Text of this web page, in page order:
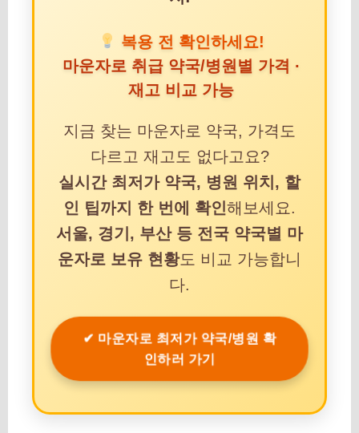
복용 전 확인하세요!
마운자로 취급 약국/병원별 가격 ·
재고 비교 가능
지금 찾는 마운자로 약국, 가격도
다르고 재고도 없다고요?
실시간 최저가 약국, 병원 위치, 할
인 팁까지 한 번에 확인해보세요.
서울, 경기, 부산 등 전국 약국별 마
운자로 보유 현황도 비교 가능합니
다.
✔ 마운자로 최저가 약국/병원 확
인하러 가기